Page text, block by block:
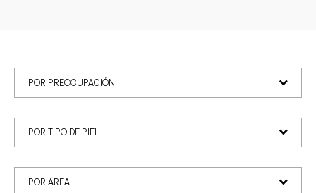
POR PREOCUPACIÓN
POR TIPO DE PIEL
POR ÁREA